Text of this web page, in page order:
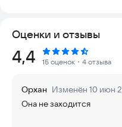
испытать незабываемые
Оценки и отзывы
Рейтинг:
4,4 15 оценок ・4 отзыва
Орхан Изменён 10 июн
Она не заходится